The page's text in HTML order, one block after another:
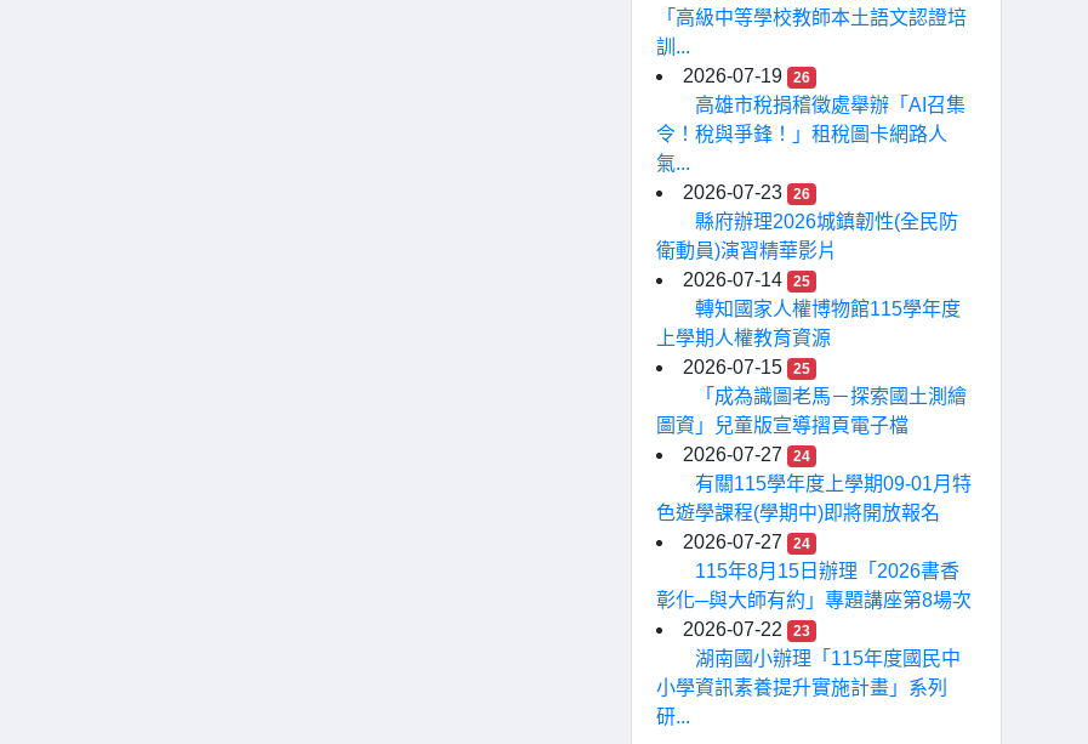
「高級中等學校教師本土語文認證培
訓...
2026-07-19
26
高雄市稅捐稽徵處舉辦「AI召集
令！稅與爭鋒！」租稅圖卡網路人
氣...
2026-07-23
26
縣府辦理2026城鎮韌性(全民防
衛動員)演習精華影片
2026-07-14
25
轉知國家人權博物館115學年度
上學期人權教育資源
2026-07-15
25
「成為識圖老馬－探索國土測繪
圖資」兒童版宣導摺頁電子檔
2026-07-27
24
有關115學年度上學期09-01月特
色遊學課程(學期中)即將開放報名
2026-07-27
24
115年8月15日辦理「2026書香
彰化─與大師有約」專題講座第8場次
2026-07-22
23
湖南國小辦理「115年度國民中
小學資訊素養提升實施計畫」系列
研...